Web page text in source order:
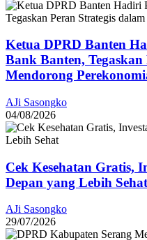
Ketua DPRD Banten
Bank Banten,
Mendorong
AJi Sasongko
04/08/2026
Cek Kesehatan Gratis,
Depan yang Lebih Sehat
AJi Sasongko
29/07/2026